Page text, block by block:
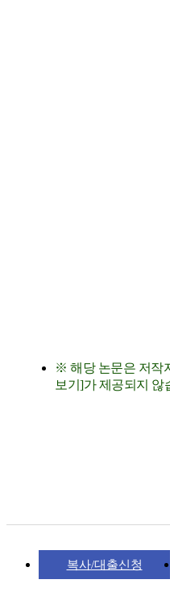
※ 해당 논문은 저작
보기]가 제공되지 않
복사/대출신청